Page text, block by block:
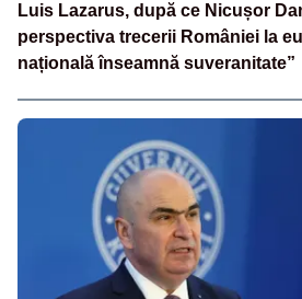
Luis Lazarus, după ce Nicușor
perspectiva trecerii României la
națională înseamnă suveranitate”